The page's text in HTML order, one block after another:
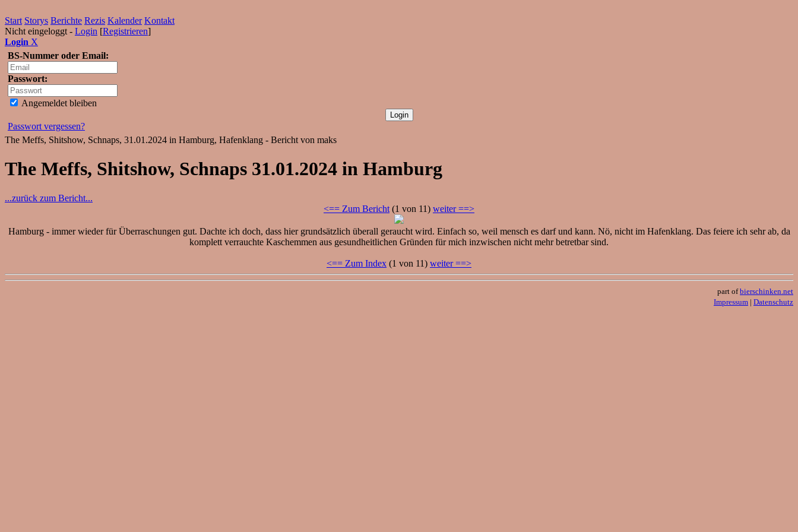
Start Storys Berichte Rezis Kalender Kontakt
Nicht eingeloggt - Login [Registrieren]
Login X
BS-Nummer oder Email:
Passwort:
Angemeldet bleiben
Passwort vergessen?
The Meffs, Shitshow, Schnaps, 31.01.2024 in Hamburg, Hafenklang - Bericht von maks
The Meffs, Shitshow, Schnaps 31.01.2024 in Hamburg
...zurück zum Bericht...
<== Zum Bericht (1 von 11) weiter ==>
Hamburg - immer wieder für Überraschungen gut. Dachte ich doch, dass hier grundsätzlich überall geraucht wird. Einfach so, weil mensch es darf und kann. Nö, nicht im Hafenklang. Das feiere ich sehr ab, da
komplett verrauchte Kaschemmen aus gesundheitlichen Gründen für mich inzwischen nicht mehr betretbar sind.
<== Zum Index (1 von 11) weiter ==>
part ofbierschinken.net
Impressum | Datenschutz